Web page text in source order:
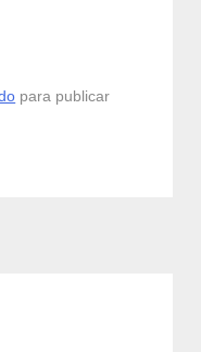
para publicar